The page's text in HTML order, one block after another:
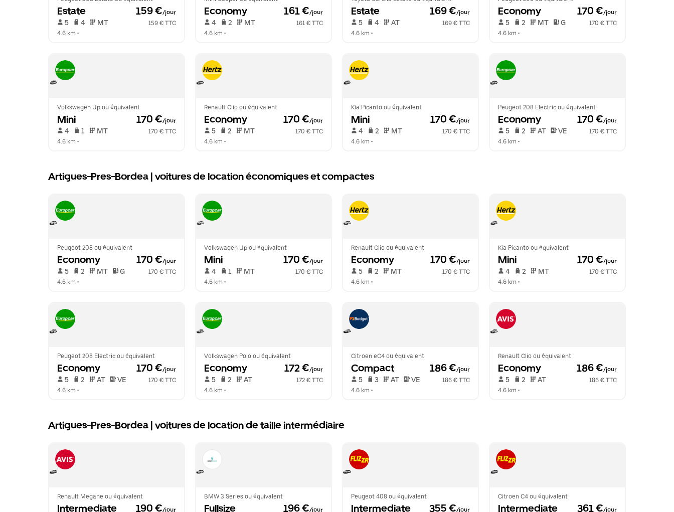
Estate 159 €/jour
5 4 MT
159 € TTC
4.6 km •
Economy 161 €/jour
4 2 MT
161 € TTC
4.6 km •
Estate 169 €/jour
5 4 AT
169 € TTC
4.6 km •
Economy 170 €/jour
5 2 MT G
170 € TTC
4.6 km •
Volkswagen Up ou équivalent
Mini 170 €/jour
4 1 MT
170 € TTC
4.6 km •
Renault Clio ou équivalent
Economy 170 €/jour
5 2 MT
170 € TTC
4.6 km •
Kia Picanto ou équivalent
Mini 170 €/jour
4 2 MT
170 € TTC
4.6 km •
Peugeot 208 Electric ou équivalent
Economy 170 €/jour
5 2 AT VE
170 € TTC
4.6 km •
Artigues-Pres-Bordea | voitures de location économiques et compactes
Peugeot 208 ou équivalent
Economy 170 €/jour
5 2 MT G
170 € TTC
4.6 km •
Volkswagen Up ou équivalent
Mini 170 €/jour
4 1 MT
170 € TTC
4.6 km •
Renault Clio ou équivalent
Economy 170 €/jour
5 2 MT
170 € TTC
4.6 km •
Kia Picanto ou équivalent
Mini 170 €/jour
4 2 MT
170 € TTC
4.6 km •
Peugeot 208 Electric ou équivalent
Economy 170 €/jour
5 2 AT VE
170 € TTC
4.6 km •
Volkswagen Polo ou équivalent
Economy 172 €/jour
5 2 AT
172 € TTC
4.6 km •
Citroen eC4 ou équivalent
Compact 186 €/jour
5 3 AT VE
186 € TTC
4.6 km •
Renault Clio ou équivalent
Economy 186 €/jour
5 2 AT
186 € TTC
4.6 km •
Artigues-Pres-Bordea | voitures de location de taille intermédiaire
Renault Megane ou équivalent
Intermediate 190 €/jour
BMW 3 Series ou équivalent
Fullsize 196 €/jour
Peugeot 408 ou équivalent
Intermediate 355 €/jour
Citroen C4 ou équivalent
Intermediate 361 €/jour